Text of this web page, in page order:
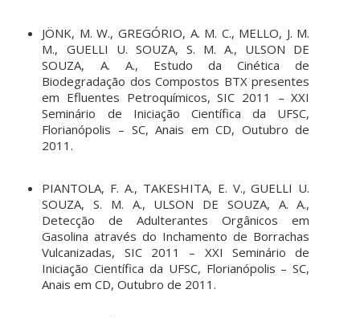
JÖNK, M. W., GREGÓRIO, A. M. C., MELLO, J. M.
M., GUELLI U. SOUZA, S. M. A., ULSON DE
SOUZA, A. A., Estudo da Cinética de
Biodegradação dos Compostos BTX presentes
em Efluentes Petroquímicos, SIC 2011 – XXI
Seminário de Iniciação Científica da UFSC,
Florianópolis – SC, Anais em CD, Outubro de
2011.
PIANTOLA, F. A., TAKESHITA, E. V., GUELLI U.
SOUZA, S. M. A., ULSON DE SOUZA, A. A.,
Detecção de Adulterantes Orgânicos em
Gasolina através do Inchamento de Borrachas
Vulcanizadas, SIC 2011 – XXI Seminário de
Iniciação Científica da UFSC, Florianópolis – SC,
Anais em CD, Outubro de 2011.